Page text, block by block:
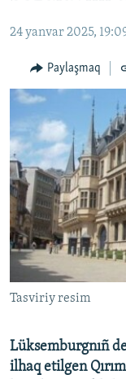
İNSAN AQLARI
VİDEO
SÜRET
BLOGLAR
FİKİR
Русский
Українською
QOŞULIÑIZ!
RFE/RS bütün
24 yanvar 2025,
Paylaşmaq
Tasviriy resim
Lüksemburgnıñ
ilhaq etilgen